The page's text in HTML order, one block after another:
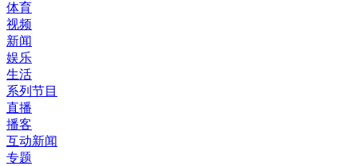
体育
视频
新闻
娱乐
生活
系列节目
直播
播客
互动新闻
专题